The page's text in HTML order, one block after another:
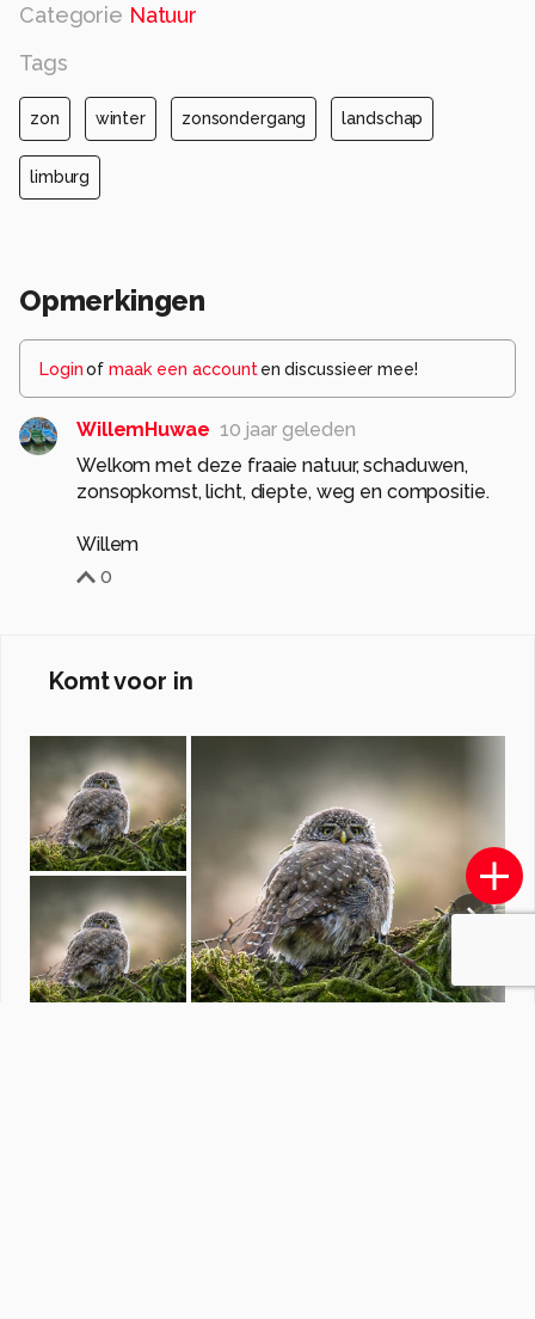
Categorie Natuur
Tags
zon winter zonsondergang landschap
limburg
Opmerkingen
Loginof maak een account en discussieer mee!
WillemHuwae 10 jaar geleden
Welkom met deze fraaie natuur, schaduwen,
zonsopkomst, licht, diepte, weg en compositie.
Willem
0
Komt voor in